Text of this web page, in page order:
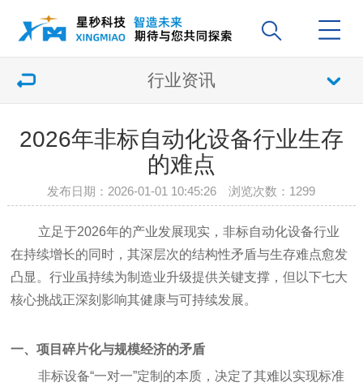
行业资讯
2026年非标自动化设备行业生存
的难点
发布日期：2026-01-01 10:45:26 浏览次数： 1299
立足于2026年的产业发展现实，非标自动化设备行业
在持续增长的同时，其深层次的结构性矛盾与生存难点愈发
凸显。行业虽持续为制造业升级提供关键支撑，但以下七大
核心挑战正深刻影响其健康与可持续发展。
一、项目碎片化与规模经济的矛盾
非标设备“一对一”定制的本质，决定了其难以实现标准